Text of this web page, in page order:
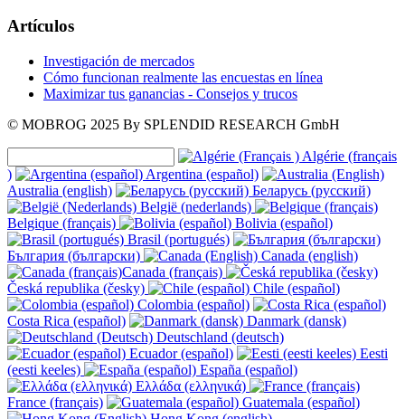
Artículos
Investigación de mercados
Cómo funcionan realmente las encuestas en línea
Maximizar tus ganancias - Consejos y trucos
© MOBROG 2025 By SPLENDID RESEARCH GmbH
Algérie (français
)
Argentina (español)
Australia (english)
Беларусь (русский)
België (nederlands)
Belgique (français)
Bolivia (español)
Brasil (portugués)
България (български)
Canada (english)
Canada (français)
Česká republika (česky)
Chile (español)
Colombia (español)
Costa Rica (español)
Danmark (dansk)
Deutschland (deutsch)
Ecuador (español)
Eesti
(eesti keeles)
España (español)
Ελλάδα (ελληνικά)
France (français)
Guatemala (español)